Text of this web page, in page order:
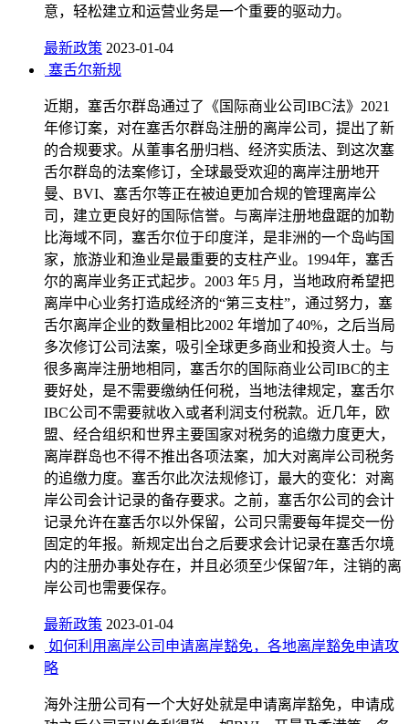
意，轻松建立和运营业务是一个重要的驱动力。
最新政策 2023-01-04
塞舌尔新规
近期，塞舌尔群岛通过了《国际商业公司IBC法》2021
年修订案，对在塞舌尔群岛注册的离岸公司，提出了新
的合规要求。从董事名册归档、经济实质法、到这次塞
舌尔群岛的法案修订，全球最受欢迎的离岸注册地开
曼、BVI、塞舌尔等正在被迫更加合规的管理离岸公
司，建立更良好的国际信誉。与离岸注册地盘踞的加勒
比海域不同，塞舌尔位于印度洋，是非洲的一个岛屿国
家，旅游业和渔业是最重要的支柱产业。1994年，塞舌
尔的离岸业务正式起步。2003 年5 月，当地政府希望把
离岸中心业务打造成经济的“第三支柱”，通过努力，塞
舌尔离岸企业的数量相比2002 年增加了40%，之后当局
多次修订公司法案，吸引全球更多商业和投资人士。与
很多离岸注册地相同，塞舌尔的国际商业公司IBC的主
要好处，是不需要缴纳任何税，当地法律规定，塞舌尔
IBC公司不需要就收入或者利润支付税款。近几年，欧
盟、经合组织和世界主要国家对税务的追缴力度更大，
离岸群岛也不得不推出各项法案，加大对离岸公司税务
的追缴力度。塞舌尔此次法规修订，最大的变化：对离
岸公司会计记录的备存要求。之前，塞舌尔公司的会计
记录允许在塞舌尔以外保留，公司只需要每年提交一份
固定的年报。新规定出台之后要求会计记录在塞舌尔境
内的注册办事处存在，并且必须至少保留7年，注销的离
岸公司也需要保存。
最新政策 2023-01-04
如何利用离岸公司申请离岸豁免，各地离岸豁免申请攻
略
海外注册公司有一个大好处就是申请离岸豁免，申请成